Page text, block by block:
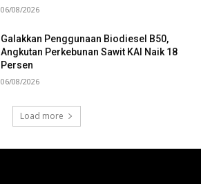
06/08/2026
Galakkan Penggunaan Biodiesel B50,
Angkutan Perkebunan Sawit KAI Naik 18
Persen
06/08/2026
Load more